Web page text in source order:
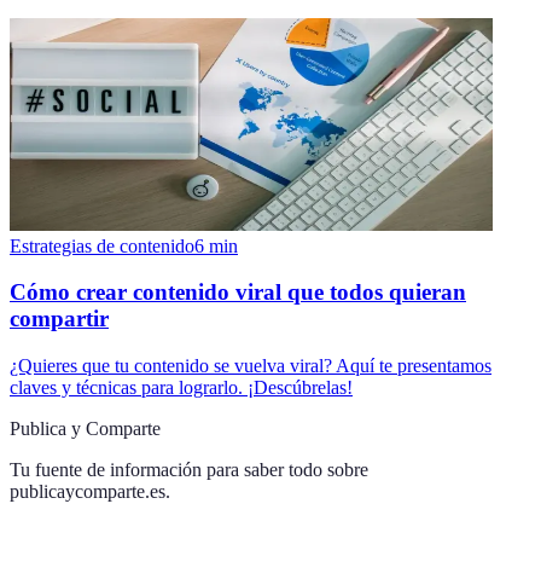
Estrategias de contenido6 min
Cómo crear contenido viral que todos quieran
compartir
¿Quieres que tu contenido se vuelva viral? Aquí te presentamos
claves y técnicas para lograrlo. ¡Descúbrelas!
Publica y Comparte
Tu fuente de información para saber todo sobre
publicaycomparte.es.